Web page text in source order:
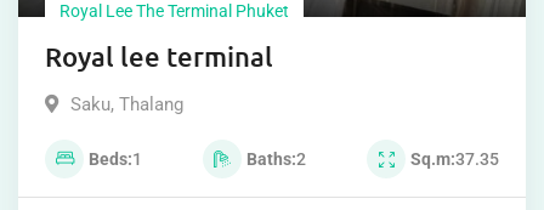
Royal Lee The Terminal Phuket
Royal lee terminal
Saku, Thalang
Beds 1 Baths 2 Sq.m 37.35